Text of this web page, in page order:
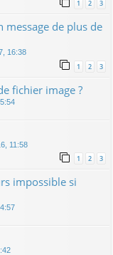
1 2 3
de plus de
16:38
1 2 3
fichier image ?
11:58
1 2 3
impossible si